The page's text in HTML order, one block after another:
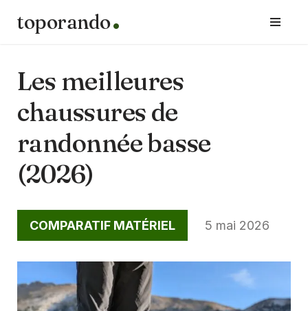
contenu
toporando
Les meilleures
chaussures de
randonnée basse
(2026)
COMPARATIF MATÉRIEL 5 mai 2026